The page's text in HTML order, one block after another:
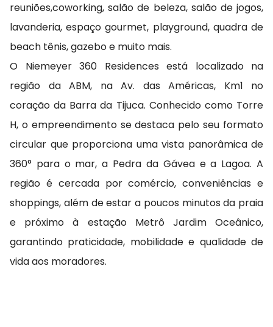
reuniões,coworking, salão de beleza, salão de jogos,
lavanderia, espaço gourmet, playground, quadra de
beach tênis, gazebo e muito mais.
O Niemeyer 360 Residences está localizado na
região da ABM, na Av. das Américas, Km1 no
coração da Barra da Tijuca. Conhecido como Torre
H, o empreendimento se destaca pelo seu formato
circular que proporciona uma vista panorâmica de
360° para o mar, a Pedra da Gávea e a Lagoa. A
região é cercada por comércio, conveniências e
shoppings, além de estar a poucos minutos da praia
e próximo à estação Metrô Jardim Oceânico,
garantindo praticidade, mobilidade e qualidade de
vida aos moradores.